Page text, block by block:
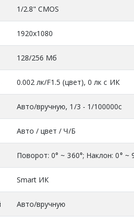
1/2.8" CMOS
1920х1080
128/256 Мб
0.002 лк/F1.5 (цвет), 0 лк с ИК
Авто/вручную, 1/3 - 1/100000с
Авто / цвет / Ч/Б
Поворот: 0° ~ 360°; Наклон: 0° ~
Smart ИК
Авто/вручную